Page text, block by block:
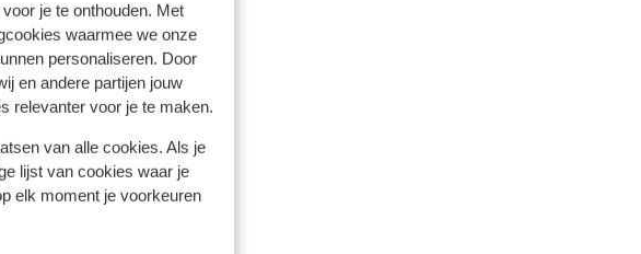
je te onthouden. Met
waarmee we onze
personaliseren. Door
en andere partijen jouw
relevanter voor je te maken.
van alle cookies. Als je
lijst van cookies waar je
elk moment je voorkeuren